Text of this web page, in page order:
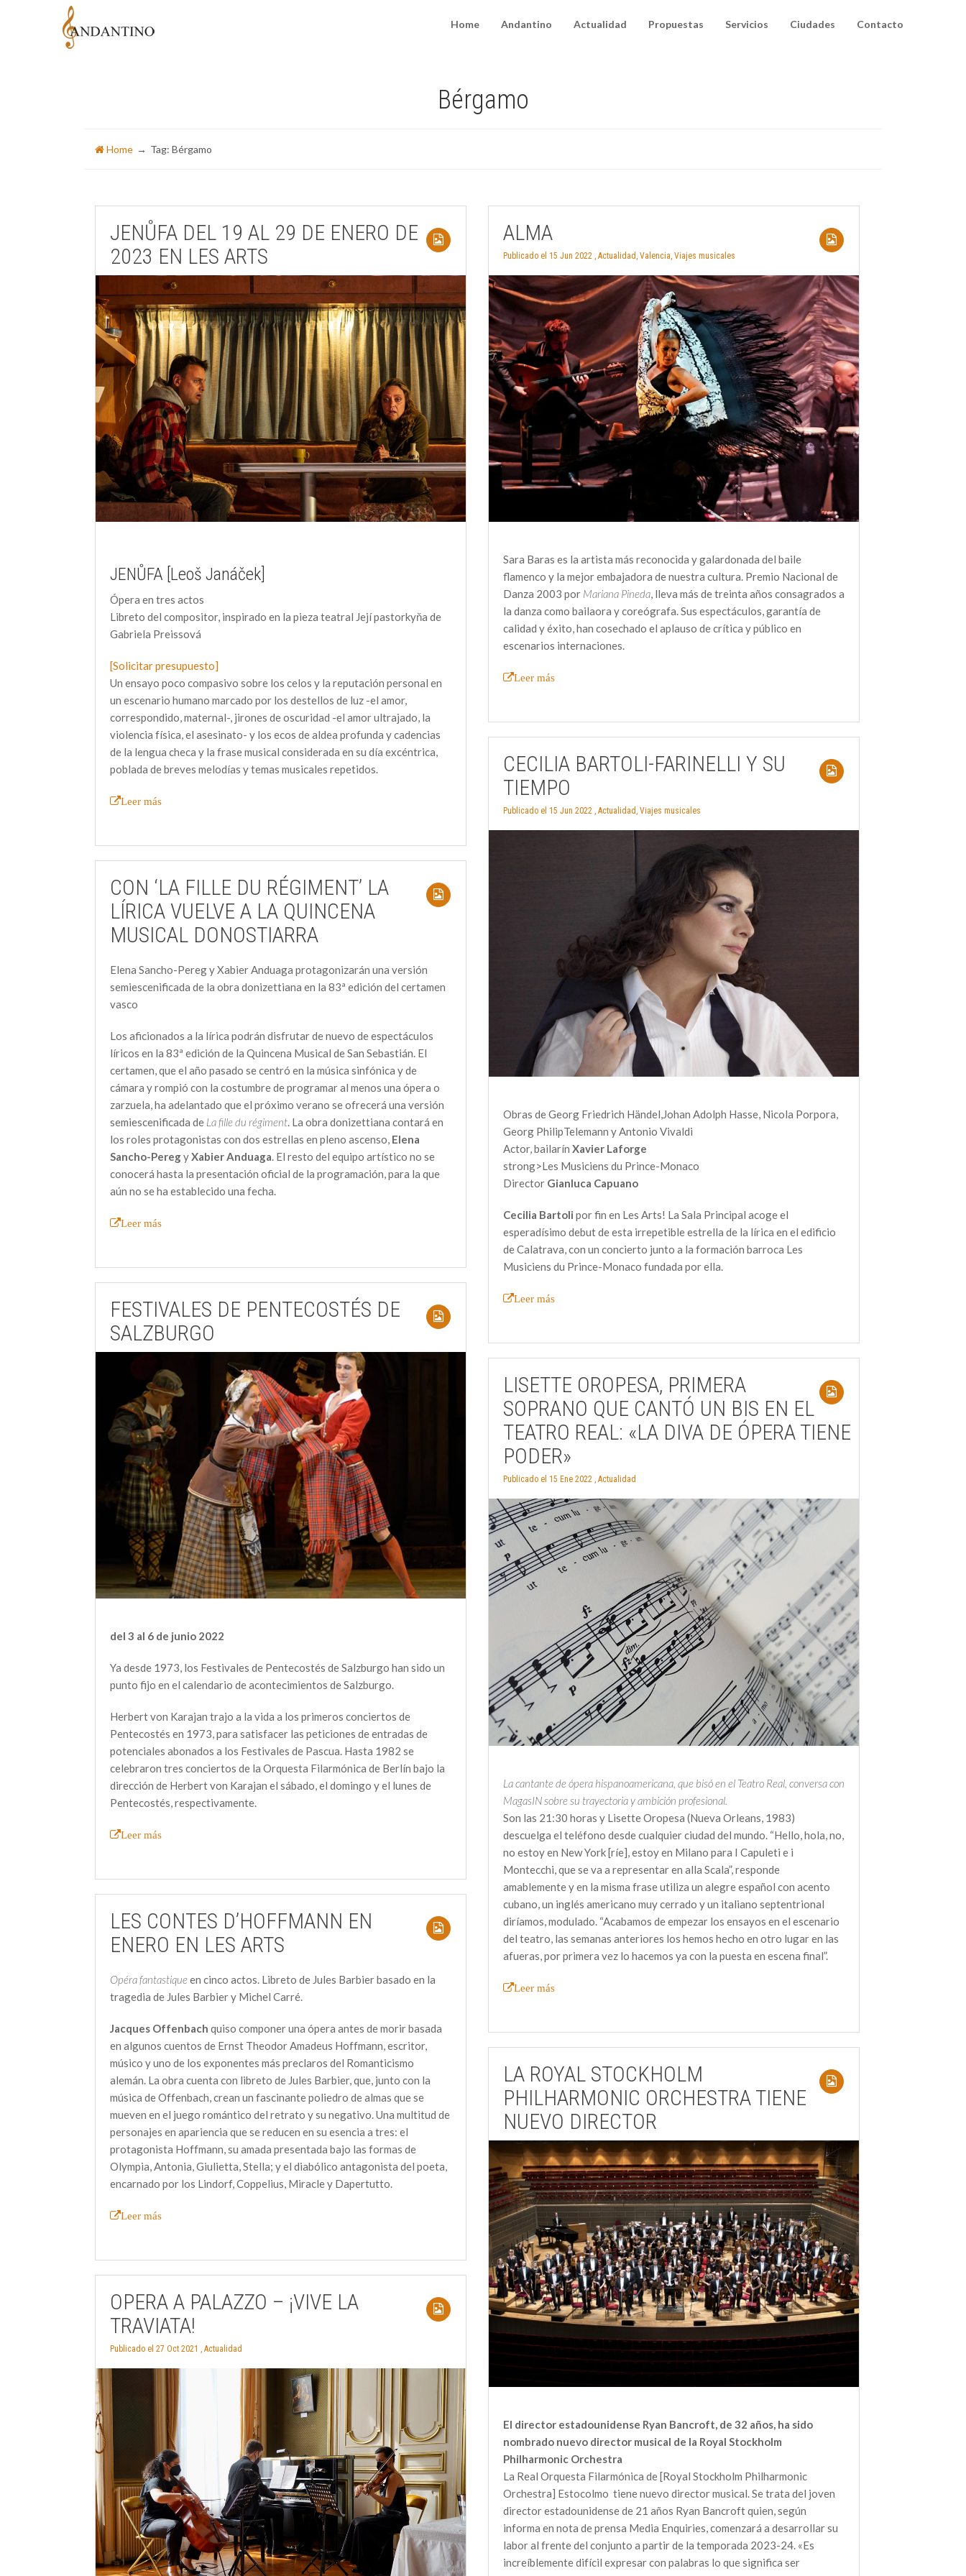
Home Andantino Actualidad Propuestas Servicios Ciudades Contacto
Bérgamo
Home Tag: Bérgamo
JENŮFA DEL 19 AL 29 DE ENERO DE
2023 EN LES ARTS
JENŮFA [Leoš Janáček]
Ópera en tres actos
Libreto del compositor, inspirado en la pieza teatral Její pastorkyňa de
Gabriela Preissová
[Solicitar presupuesto]
Un ensayo poco compasivo sobre los celos y la reputación personal en
un escenario humano marcado por los destellos de luz -el amor,
correspondido, maternal-, jirones de oscuridad -el amor ultrajado, la
violencia física, el asesinato- y los ecos de aldea profunda y cadencias
de la lengua checa y la frase musical considerada en su día excéntrica,
poblada de breves melodías y temas musicales repetidos.
Leer más
ALMA
Publicado el 15 Jun 2022 ,Actualidad,Valencia,Viajes musicales
Sara Baras es la artista más reconocida y galardonada del baile
flamenco y la mejor embajadora de nuestra cultura. Premio Nacional de
Danza 2003 por Mariana Pineda, lleva más de treinta años consagrados a
la danza como bailaora y coreógrafa. Sus espectáculos, garantía de
calidad y éxito, han cosechado el aplauso de crítica y público en
escenarios internaciones.
Leer más
CECILIA BARTOLI-FARINELLI Y SU
TIEMPO
Publicado el 15 Jun 2022 ,Actualidad,Viajes musicales
Obras de Georg Friedrich Händel,Johan Adolph Hasse, Nicola Porpora,
Georg PhilipTelemann y Antonio Vivaldi
Actor, bailarínXavier Laforge
strong>Les Musiciens du Prince-Monaco
Director Gianluca Capuano
Cecilia Bartoli por fin en Les Arts! La Sala Principal acoge el
esperadísimo debut de esta irrepetible estrella de la lírica en el edificio
de Calatrava, con un concierto junto a la formación barroca Les
Musiciens du Prince-Monaco fundada por ella.
Leer más
CON ‘LA FILLE DU RÉGIMENT’ LA
LÍRICA VUELVE A LA QUINCENA
MUSICAL DONOSTIARRA
Elena Sancho-Pereg y Xabier Anduaga protagonizarán una versión
semiescenificada de la obra donizettiana en la 83ª edición del certamen
vasco
Los aficionados a la lírica podrán disfrutar de nuevo de espectáculos
líricos en la 83ª edición de la Quincena Musical de San Sebastián. El
certamen, que el año pasado se centró en la música sinfónica y de
cámara y rompió con la costumbre de programar al menos una ópera o
zarzuela, ha adelantado que el próximo verano se ofrecerá una versión
semiescenificada de La fille du régiment. La obra donizettiana contará en
los roles protagonistas con dos estrellas en pleno ascenso, Elena
Sancho-PeregyXabier Anduaga. El resto del equipo artístico no se
conocerá hasta la presentación oficial de la programación, para la que
aún no se ha establecido una fecha.
Leer más
FESTIVALES DE PENTECOSTÉS DE
SALZBURGO
del 3 al 6 de junio 2022
Ya desde 1973, los Festivales de Pentecostés de Salzburgo han sido un
punto fijo en el calendario de acontecimientos de Salzburgo.
Herbert von Karajan trajo a la vida a los primeros conciertos de
Pentecostés en 1973, para satisfacer las peticiones de entradas de
potenciales abonados a los Festivales de Pascua. Hasta 1982 se
celebraron tres conciertos de la Orquesta Filarmónica de Berlín bajo la
dirección de Herbert von Karajan el sábado, el domingo y el lunes de
Pentecostés, respectivamente.
Leer más
LISETTE OROPESA, PRIMERA
SOPRANO QUE CANTÓ UN BIS EN EL
TEATRO REAL: «LA DIVA DE ÓPERA TIENE
PODER»
Publicado el 15 Ene 2022 ,Actualidad
La cantante de ópera hispanoamericana, que bisó en el Teatro Real, conversa con
MagasIN sobre su trayectoria y ambición profesional.
Son las 21:30 horas y Lisette Oropesa (Nueva Orleans, 1983)
descuelga el teléfono desde cualquier ciudad del mundo. “Hello, hola, no,
no estoy en New York [ríe], estoy en Milano para I Capuleti e i
Montecchi, que se va a representar en alla Scala”, responde
amablemente y en la misma frase utiliza un alegre español con acento
cubano, un inglés americano muy cerrado y un italiano septentrional
diríamos, modulado. “Acabamos de empezar los ensayos en el escenario
del teatro, las semanas anteriores los hemos hecho en otro lugar en las
afueras, por primera vez lo hacemos ya con la puesta en escena final”.
Leer más
LES CONTES D’HOFFMANN EN
ENERO EN LES ARTS
Opéra fantastiqueen cinco actos. Libreto de Jules Barbier basado en la
tragedia de Jules Barbier y Michel Carré.
Jacques Offenbach quiso componer una ópera antes de morir basada
en algunos cuentos de Ernst Theodor Amadeus Hoffmann, escritor,
músico y uno de los exponentes más preclaros del Romanticismo
alemán. La obra cuenta con libreto de Jules Barbier, que, junto con la
música de Offenbach, crean un fascinante poliedro de almas que se
mueven en el juego romántico del retrato y su negativo. Una multitud de
personajes en apariencia que se reducen en su esencia a tres: el
protagonista Hoffmann, su amada presentada bajo las formas de
Olympia, Antonia, Giulietta, Stella; y el diabólico antagonista del poeta,
encarnado por los Lindorf, Coppelius, Miracle y Dapertutto.
Leer más
LA ROYAL STOCKHOLM
PHILHARMONIC ORCHESTRA TIENE
NUEVO DIRECTOR
El director estadounidense Ryan Bancroft, de 32 años, ha sido
nombrado nuevo director musical de la Royal Stockholm
Philharmonic Orchestra
La Real Orquesta Filarmónica de [Royal Stockholm Philharmonic
Orchestra] Estocolmo tiene nuevo director musical. Se trata del joven
director estadounidense de 21 años Ryan Bancroft quien, según
informa en nota de prensa Media Enquiries, comenzará a desarrollar su
labor al frente del conjunto a partir de la temporada 2023-24. «Es
increíblemente difícil expresar con palabras lo que significa ser
OPERA A PALAZZO – ¡VIVE LA
TRAVIATA!
Publicado el 27 Oct 2021 , Actualidad